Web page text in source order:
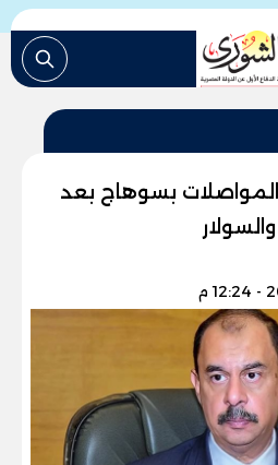
بسوهاج بعد